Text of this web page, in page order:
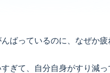
んばっているのに、なぜか
すぎて、自分自身がすり減